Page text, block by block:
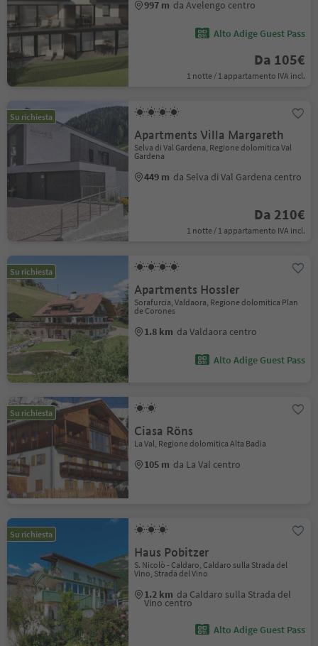
997 m da Avelengo centro
Alto Adige Guest Pass
Da 105€
1 notte / 1 appartamento IVA incl.
Su richiesta
Apartments Villa Margareth
Selva di Val Gardena, Regione dolomitica Val
Gardena
449 m da Selva di Val Gardena centro
Da 210€
1 notte / 1 appartamento IVA incl.
Su richiesta
Apartments Hossler
Sorafurcia, Valdaora, Regione dolomitica Plan
de Corones
1.8 km da Valdaora centro
Alto Adige Guest Pass
Su richiesta
Ciasa Röns
La Val, Regione dolomitica Alta Badia
105 m da La Val centro
Su richiesta
Haus Pobitzer
S. Nicolò - Caldaro, Caldaro sulla Strada del
Vino, Strada del Vino
1.2 km da Caldaro sulla Strada del
Vino centro
Alto Adige Guest Pass